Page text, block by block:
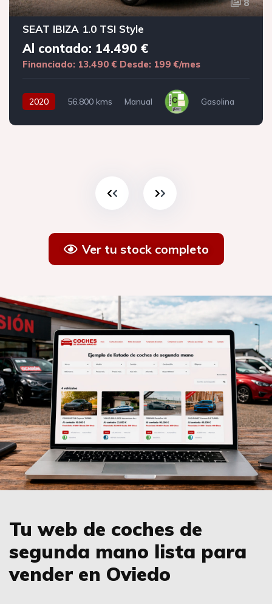
8
SEAT IBIZA 1.0 TSI Style
Al contado: 14.490 €
Financiado: 13.490 € Desde: 199 €/mes
2020 56.800 kms Manual Gasolina
Ver tu stock completo
Tu web de coches de
segunda mano lista para
vender en Oviedo